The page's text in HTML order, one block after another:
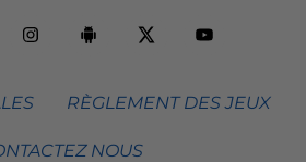
RÈGLEMENT DES JEUX
NOUS